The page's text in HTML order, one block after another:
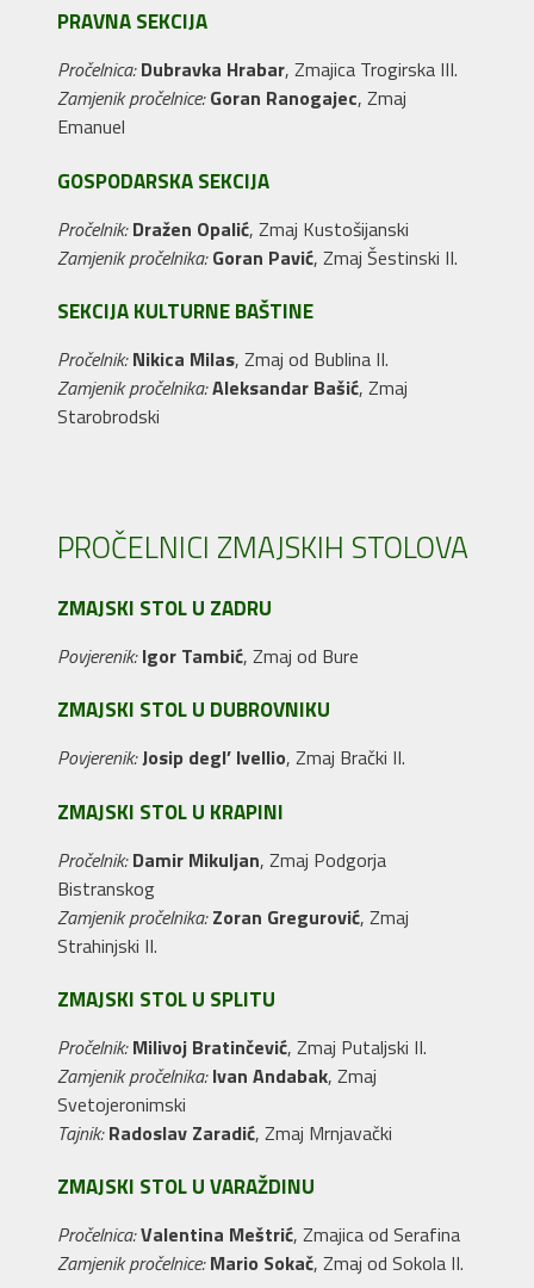
PRAVNA SEKCIJA
Pročelnica: Dubravka Hrabar, Zmajica Trogirska III.
Zamjenik pročelnice: Goran Ranogajec, Zmaj
Emanuel
GOSPODARSKA SEKCIJA
Pročelnik: Dražen Opalić, Zmaj Kustošijanski
Zamjenik pročelnika: Goran Pavić, Zmaj Šestinski II.
SEKCIJA KULTURNE BAŠTINE
Pročelnik: Nikica Milas, Zmaj od Bublina II.
Zamjenik pročelnika:Aleksandar Bašić, Zmaj
Starobrodski
PROČELNICI ZMAJSKIH STOLOVA
ZMAJSKI STOL U ZADRU
Povjerenik: Igor Tambić, Zmaj od Bure
ZMAJSKI STOL U DUBROVNIKU
Povjerenik:Josip degl’ Ivellio, Zmaj Brački II.
ZMAJSKI STOL U KRAPINI
Pročelnik: Damir Mikuljan, Zmaj Podgorja
Bistranskog
Zamjenik pročelnika: Zoran Gregurović, Zmaj
Strahinjski II.
ZMAJSKI STOL U SPLITU
Pročelnik: Milivoj Bratinčević, Zmaj Putaljski II.
Zamjenik pročelnika: Ivan Andabak, Zmaj
Svetojeronimski
Tajnik: Radoslav Zaradić, Zmaj Mrnjavački
ZMAJSKI STOL U VARAŽDINU
Pročelnica:Valentina Meštrić, Zmajica od Serafina
Zamjenik pročelnice: Mario Sokač, Zmaj od Sokola II.